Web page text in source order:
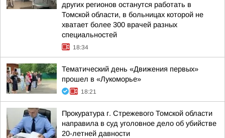
других регионов останутся работать в
Томской области, в больницах которой не
хватает более 300 врачей разных
специальностей
18:34
Тематический день «Движения первых»
прошел в «Лукоморье»
18:21
Прокуратура г. Стрежевого Томской области
направила в суд уголовное дело об убийстве
20-летней давности